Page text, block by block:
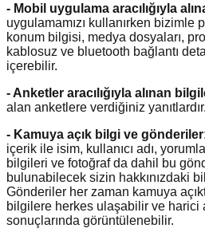
- Mobil uygulama aracılığıyla
uygulamamızı kullanırken bizimle
konum bilgisi, medya dosyaları,
kablosuz ve bluetooth bağlantı
içerebilir.
- Anketler aracılığıyla alınan
alan anketlere verdiğiniz yanıtlardır.
- Kamuya açık bilgi ve
içerik ile isim, kullanıcı adı,
bilgileri ve fotoğraf da dahil bu
bulunabilecek sizin hakkınızdaki
Gönderiler her zaman kamuya
bilgilere herkes ulaşabilir ve harici
sonuçlarında görüntülenebilir.